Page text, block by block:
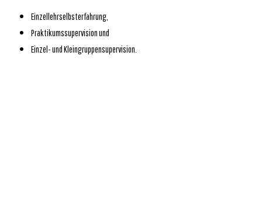
Einzellehrselbsterfahrung,
Praktikumssupervision und
Einzel- und Kleingruppensupervision.